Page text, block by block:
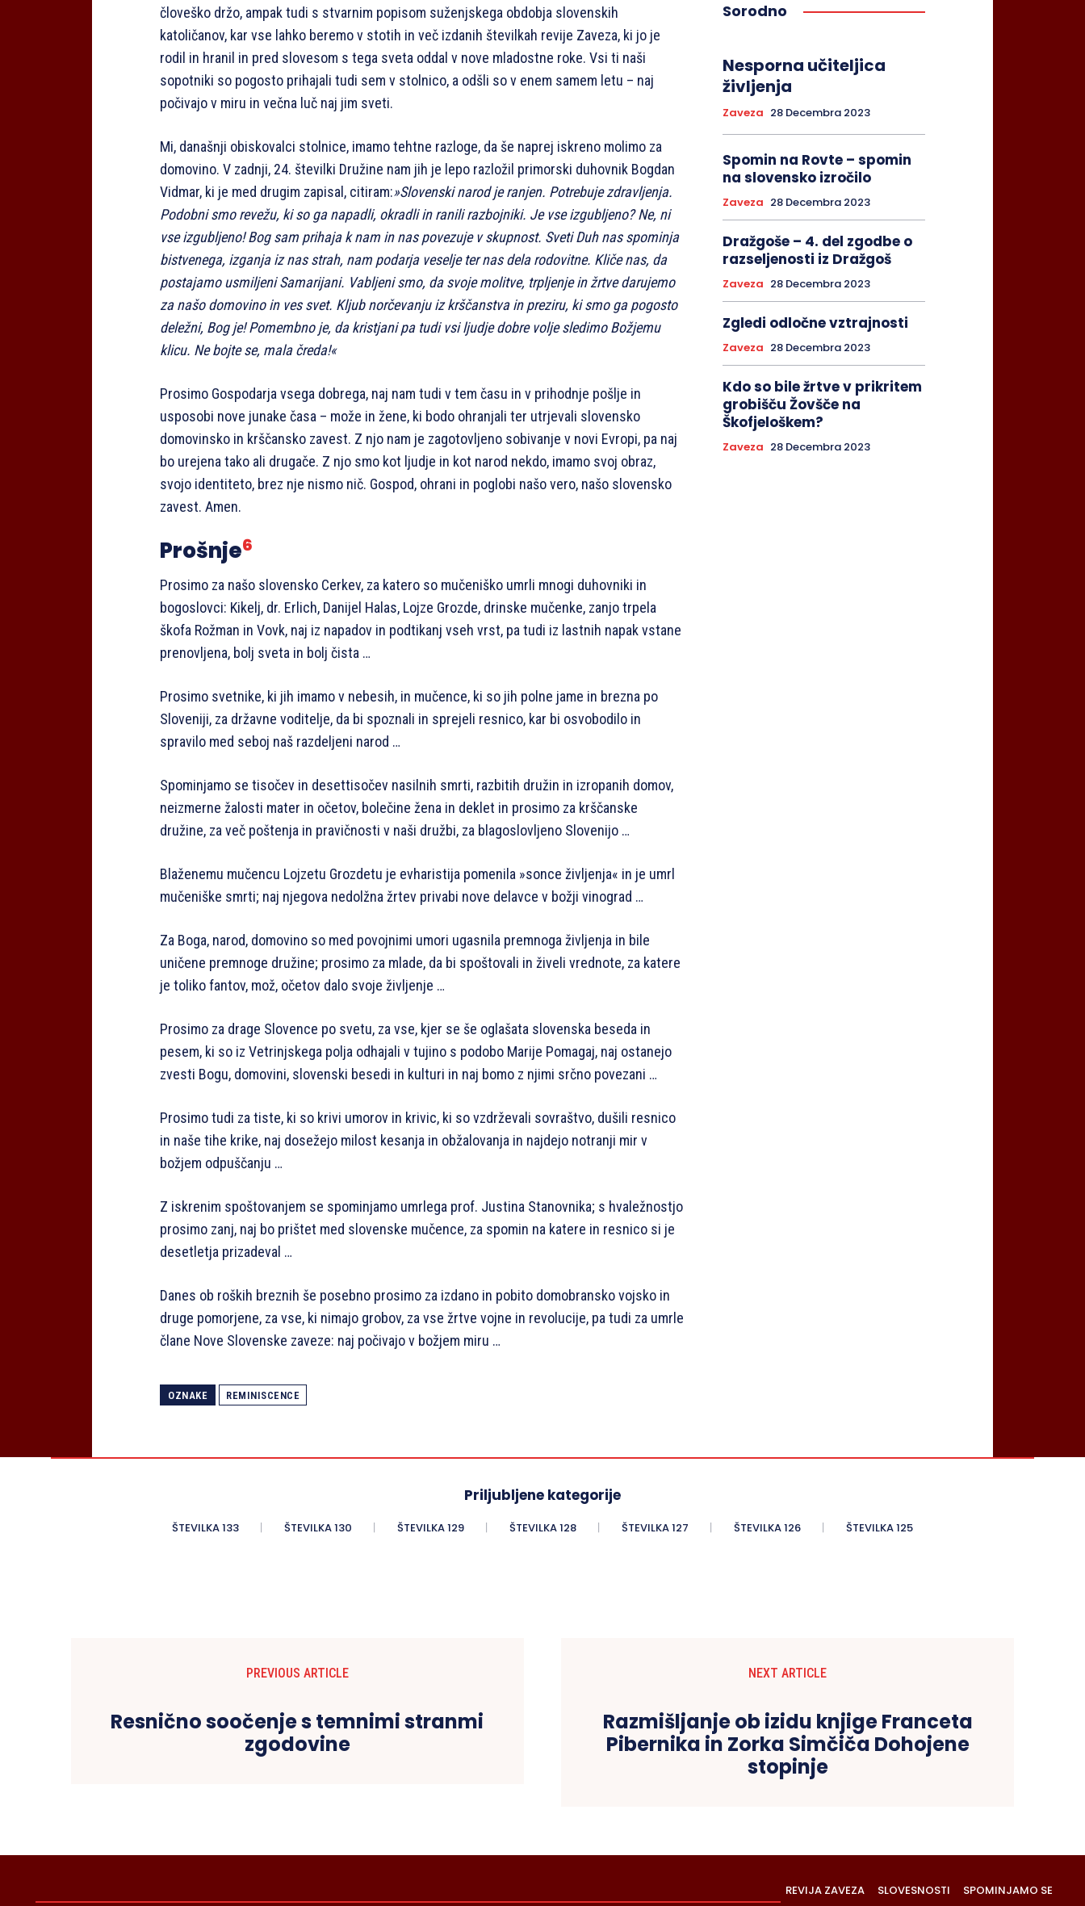
človeško držo, ampak tudi s stvarnim popisom suženjskega obdobja slovenskih
katoličanov, kar vse lahko beremo v stotih in več izdanih številkah revije Zaveza, ki jo je
rodil in hranil in pred slovesom s tega sveta oddal v nove mladostne roke. Vsi ti naši
sopotniki so pogosto prihajali tudi sem v stolnico, a odšli so v enem samem letu – naj
počivajo v miru in večna luč naj jim sveti.
Mi, današnji obiskovalci stolnice, imamo tehtne razloge, da še naprej iskreno molimo za
domovino. V zadnji, 24. številki Družine nam jih je lepo razložil primorski duhovnik Bogdan
Vidmar, ki je med drugim zapisal, citiram:»Slovenski narod je ranjen. Potrebuje zdravljenja.
Podobni smo revežu, ki so ga napadli, okradli in ranili razbojniki. Je vse izgubljeno? Ne, ni
vse izgubljeno! Bog sam prihaja k nam in nas povezuje v skupnost. Sveti Duh nas spominja
bistvenega, izganja iz nas strah, nam podarja veselje ter nas dela rodovitne. Kliče nas, da
postajamo usmiljeni Samarijani. Vabljeni smo, da svoje molitve, trpljenje in žrtve darujemo
za našo domovino in ves svet. Kljub norčevanju iz krščanstva in preziru, ki smo ga pogosto
deležni, Bog je! Pomembno je, da kristjani pa tudi vsi ljudje dobre volje sledimo Božjemu
klicu. Ne bojte se, mala čreda!«
Prosimo Gospodarja vsega dobrega, naj nam tudi v tem času in v prihodnje pošlje in
usposobi nove junake časa – može in žene, ki bodo ohranjali ter utrjevali slovensko
domovinsko in krščansko zavest. Z njo nam je zagotovljeno sobivanje v novi Evropi, pa naj
bo urejena tako ali drugače. Z njo smo kot ljudje in kot narod nekdo, imamo svoj obraz,
svojo identiteto, brez nje nismo nič. Gospod, ohrani in poglobi našo vero, našo slovensko
zavest. Amen.
Prošnje6
Prosimo za našo slovensko Cerkev, za katero so mučeniško umrli mnogi duhovniki in
bogoslovci: Kikelj, dr. Erlich, Danijel Halas, Lojze Grozde, drinske mučenke, zanjo trpela
škofa Rožman in Vovk, naj iz napadov in podtikanj vseh vrst, pa tudi iz lastnih napak vstane
prenovljena, bolj sveta in bolj čista …
Prosimo svetnike, ki jih imamo v nebesih, in mučence, ki so jih polne jame in brezna po
Sloveniji, za državne voditelje, da bi spoznali in sprejeli resnico, kar bi osvobodilo in
spravilo med seboj naš razdeljeni narod …
Spominjamo se tisočev in desettisočev nasilnih smrti, razbitih družin in izropanih domov,
neizmerne žalosti mater in očetov, bolečine žena in deklet in prosimo za krščanske
družine, za več poštenja in pravičnosti v naši družbi, za blagoslovljeno Slovenijo …
Blaženemu mučencu Lojzetu Grozdetu je evharistija pomenila »sonce življenja« in je umrl
mučeniške smrti; naj njegova nedolžna žrtev privabi nove delavce v božji vinograd …
Za Boga, narod, domovino so med povojnimi umori ugasnila premnoga življenja in bile
uničene premnoge družine; prosimo za mlade, da bi spoštovali in živeli vrednote, za katere
je toliko fantov, mož, očetov dalo svoje življenje …
Prosimo za drage Slovence po svetu, za vse, kjer se še oglašata slovenska beseda in
pesem, ki so iz Vetrinjskega polja odhajali v tujino s podobo Marije Pomagaj, naj ostanejo
zvesti Bogu, domovini, slovenski besedi in kulturi in naj bomo z njimi srčno povezani …
Prosimo tudi za tiste, ki so krivi umorov in krivic, ki so vzdrževali sovraštvo, dušili resnico
in naše tihe krike, naj dosežejo milost kesanja in obžalovanja in najdejo notranji mir v
božjem odpuščanju …
Z iskrenim spoštovanjem se spominjamo umrlega prof. Justina Stanovnika; s hvaležnostjo
prosimo zanj, naj bo prištet med slovenske mučence, za spomin na katere in resnico si je
desetletja prizadeval …
Danes ob roških breznih še posebno prosimo za izdano in pobito domobransko vojsko in
druge pomorjene, za vse, ki nimajo grobov, za vse žrtve vojne in revolucije, pa tudi za umrle
člane Nove Slovenske zaveze: naj počivajo v božjem miru …
OZNAKE REMINISCENCE
Sorodno
Nesporna učiteljica
življenja
Zaveza 28 Decembra 2023
Spomin na Rovte – spomin
na slovensko izročilo
Zaveza 28 Decembra 2023
Dražgoše – 4. del zgodbe o
razseljenosti iz Dražgoš
Zaveza 28 Decembra 2023
Zgledi odločne vztrajnosti
Zaveza 28 Decembra 2023
Kdo so bile žrtve v prikritem
grobišču Žovšče na
Škofjeloškem?
Zaveza 28 Decembra 2023
Priljubljene kategorije
ŠTEVILKA 133 ŠTEVILKA 130 ŠTEVILKA 129 ŠTEVILKA 128 ŠTEVILKA 127 ŠTEVILKA 126 ŠTEVILKA 125
PREVIOUS ARTICLE
Resnično soočenje s temnimi stranmi
zgodovine
NEXT ARTICLE
Razmišljanje ob izidu knjige Franceta
Pibernika in Zorka Simčiča Dohojene
stopinje
REVIJA ZAVEZA SLOVESNOSTI
SPOMINJAMO SE